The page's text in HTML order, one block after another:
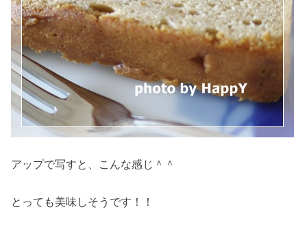
アップで写すと、こんな感じ＾＾
とっても美味しそうです！！